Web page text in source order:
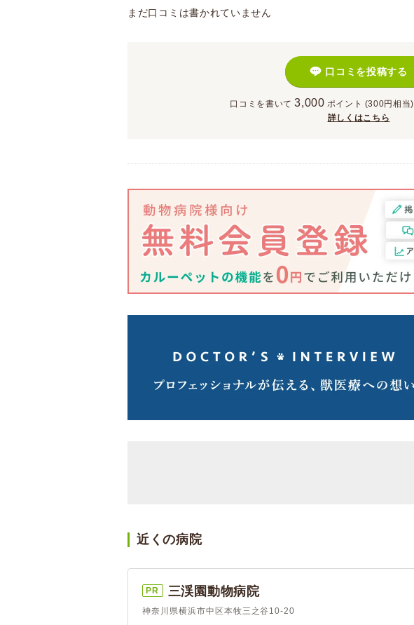
まだ口コミは書かれていません
口コミを投稿する
口コミを書いて 3,000 ポイント (300円相当)
詳しくはこちら
近くの病院
PR 三渓園動物病院
神奈川県横浜市中区本牧三之谷10-20